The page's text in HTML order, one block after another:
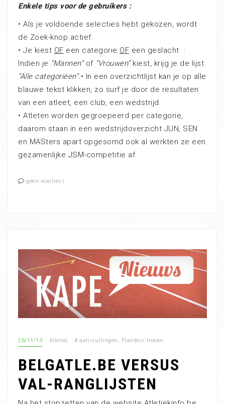
Enkele tips voor de gebruikers :
• Als je voldoende selecties hebt gekozen, wordt
de Zoek-knop actief.
• Je kiest OF een categorie OF een geslacht :
Indien je “Mannen”of “Vrouwen”kiest, krijg je de lijst
“Alle categoriëen”.• In een overzichtlijst kan je op alle
blauwe tekst klikken, zo surf je door de resultaten
van een atleet, een club, een wedstrijd.
• Atleten worden gegroepeerd per categorie,
daarom staan in een wedstrijdoverzicht JUN, SEN
en MASters apart opgesomd ook al werkten ze een
gezamenlijke JSM-competitie af.
geen reactiess
26/11/13 Allerlei # aansluitingen , Flanders Indoor
BELGATLE.BE VERSUS
VAL-RANGLIJSTEN